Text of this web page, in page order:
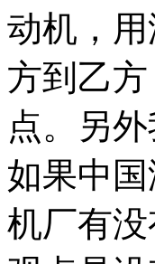
动机，
方到乙
点。另
如果中
机厂有